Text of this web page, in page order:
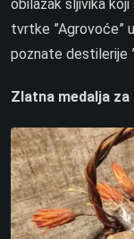
obilazak šljivika
tvrtke ”Agrovoće”
poznate destilerije
Zlatna medalja